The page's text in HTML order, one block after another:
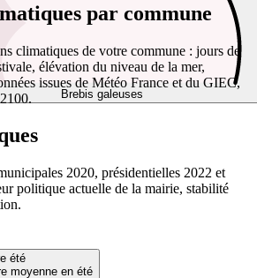
Brebis galeuses
été
moyenne en été
par commune
climatiques de votre commune : jours de
élévation du niveau de la mer,
issues de Météo France et du GIEC,
2020, présidentielles 2022 et
politique actuelle de la mairie, stabilité